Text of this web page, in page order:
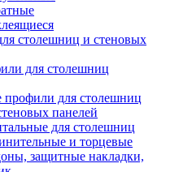
столешниц и стеновых
для столешниц
для столешниц
панелей
для столешниц
и торцевые
защитные накладки,